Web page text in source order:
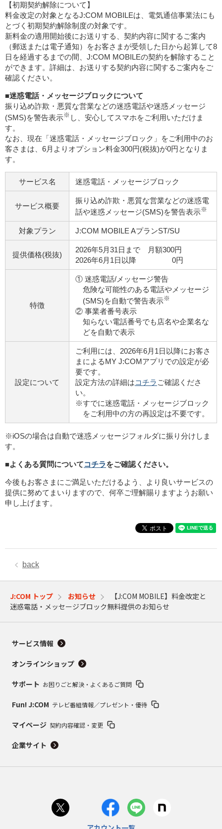
【初期契約解除について】
料金改定の対象となるJ:COM MOBILEは、電気通信事業法にも
とづく初期契約解除制度の対象です。
新料金の適用開始後にお送りする、契約内容に関するご案内
（郵送または電子通知）をお客さまが受領した日から起算して8
日を経過するまでの間、J:COM MOBILEの契約を解除すること
ができます。詳細は、お送りする契約内容に関するご案内をご
確認ください。
■迷惑電話・メッセージブロックについて
振り込め詐欺・悪質な営業などの迷惑電話や迷惑メッセージ
(SMS)を警告表示※ し、安心してスマホをご利用いただけま
す。
なお、現在「迷惑電話・メッセージブロック」をご利用中のお
客さまは、6月よりオプション料金300円(税抜)が0円となりま
す。
サービス名 迷惑電話・メッセージブロック
サービス概要
振り込め詐欺・悪質な営業などの迷惑電
話や迷惑メッセージ(SMS)を警告表示※
対象プラン J:COM MOBILE AプランST/SU
提供価格(税抜)
2026年5月31日まで 月額300円
2026年6月1日以降 0円
特徴
① 迷惑電話/メッセージ警告
危険な可能性のある電話やメッセージ
(SMS)を自動で警告表示※
② 事業者番号表示
知らない電話番号でも店名や企業名な
どを自動で表示
設定について
ご利用には、2026年6月1日以降にお客さ
まによるMY J:COMアプリでの設定が必
要です。
設定方法の詳細はコチラ ご確認くださ
い。
※すでに迷惑電話・メッセージブロック
をご利用中の方の再設定は不要です。
※iOSの場合は自動で迷惑メッセージフォルダに振り分けしま
す。
■よくある質問についてコチラをご確認ください。
今後もお客さまにご満足いただけるよう、より良いサービスの
提供に努めてまいりますので、何卒ご理解賜りますようお願い
申し上げます。
back
J:COM トップ お知らせ
【J:COM MOBILE】料金改定と
迷惑電話・メッセージブロック無料提供のお知らせ
サービス情報
オンラインショップ
サポート お困りごと解決・よくあるご質問
Fun! J:COM テレビ番組情報／プレゼント・優待
マイページ 契約内容確認・変更
企業サイト